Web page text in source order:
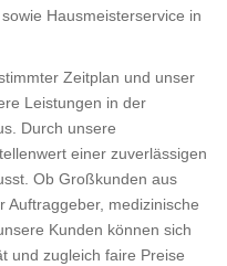
Hausmeisterservice in
Zeitplan und unser
Leistungen in der
Durch unsere
einer zuverlässigen
Ob Großkunden aus
Auftraggeber, medizinische
Kunden können sich
und zugleich faire Preise